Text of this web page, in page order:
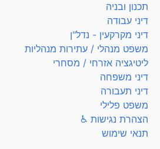
תכנון ובניה
דיני עבודה
דיני מקרקעין - נדל"ן
משפט מנהלי / עתירות מנהליות
ליטיגציה אזרחי / מסחרי
דיני משפחה
דיני תעבורה
משפט פלילי
הצהרת נגישות ♿
תנאי שימוש